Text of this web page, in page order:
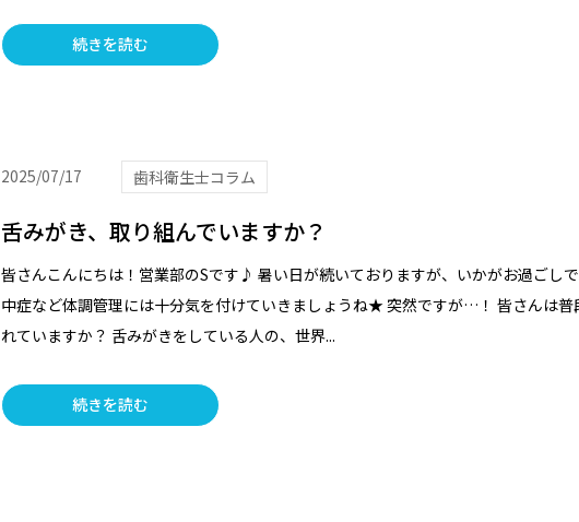
続きを読む
2025/07/17 歯科衛生士コラム
舌みがき、取り組んでいますか？
皆さんこんにちは！営業部のSです♪ 暑い日が続いておりますが、いかがお過ごし
中症など体調管理には十分気を付けていきましょうね★ 突然ですが…！ 皆さんは普
れていますか？ 舌みがきをしている人の、世界...
続きを読む